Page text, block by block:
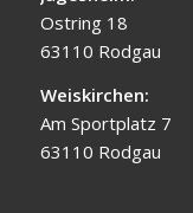
Ostring 18
63110 Rodgau
Weiskirchen:
Am Sportplatz 7
63110 Rodgau